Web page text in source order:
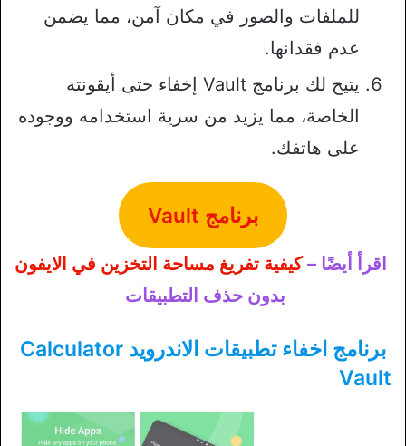
للملفات والصور في مكان آمن، مما يضمن
عدم فقدانها.
يتيح لك برنامج Vault إخفاء حتى أيقونته
الخاصة، مما يزيد من سرية استخدامه ووجوده
على هاتفك.
برنامج Vault
اقرأ أيضًا –كيفية تفريغ مساحة التخزين في الايفون
بدون حذف التطبيقات
برنامج اخفاء تطبيقات الاندرويد Calculator
Vault